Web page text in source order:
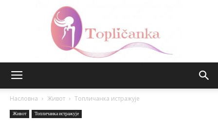
Насловна Живот Топличанка истражује
Живот Топличанка истражује